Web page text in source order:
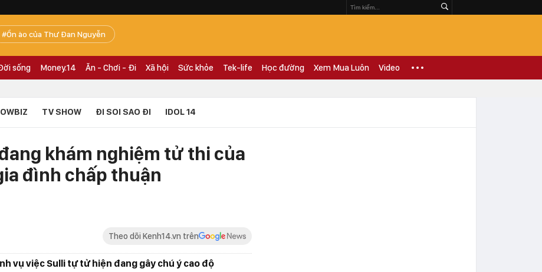
Ồn ào của Thư Đan Nguyễn
sống Money.14 Ăn - Chơi - Đi Xã hội Sức khỏe Tek-life Học đường Xem Mua Luôn Video
TV SHOW ĐI SOI SAO ĐI IDOL 14
khám nghiệm tử thi của
đình chấp thuận
Theo dõi Kenh14.vn trên
vụ việc Sulli tự tử hiện đang gây chú ý cao độ